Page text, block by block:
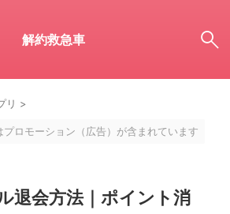
解約救急車
リ >
ロモーション（広告）が含まれています
退会方法｜ポイント消